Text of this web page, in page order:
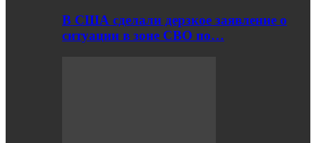
В США сделали дерзкое заявление о
ситуации в зоне СВО по…